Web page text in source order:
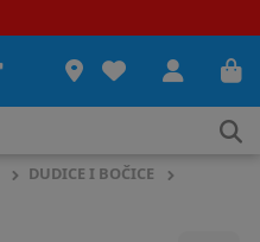
DUDICE I BOČICE